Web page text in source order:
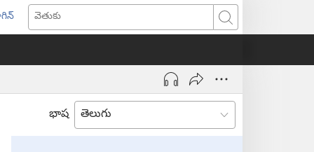
వెతుకు
భాష